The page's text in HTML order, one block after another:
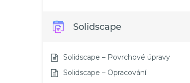
Solidscape
Solidscape – Povrchové úpravy
Solidscape – Opracování